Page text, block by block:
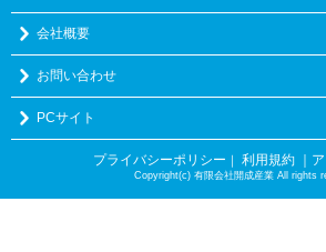
会社概要
お問い合わせ
PCサイト
プライバシーポリシー ｜ 利用規約 ｜
Copyright(c) 有限会社開成産業 All rights